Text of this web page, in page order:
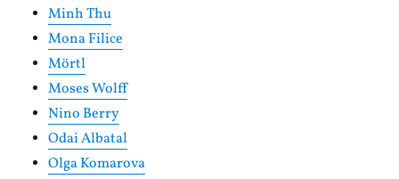
Minh Thu
Mona Filice
Mörtl
Moses Wolff
Nino Berry
Odai Albatal
Olga Komarova